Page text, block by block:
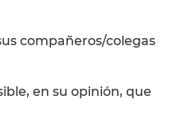
compañeros/colegas
en su opinión, que